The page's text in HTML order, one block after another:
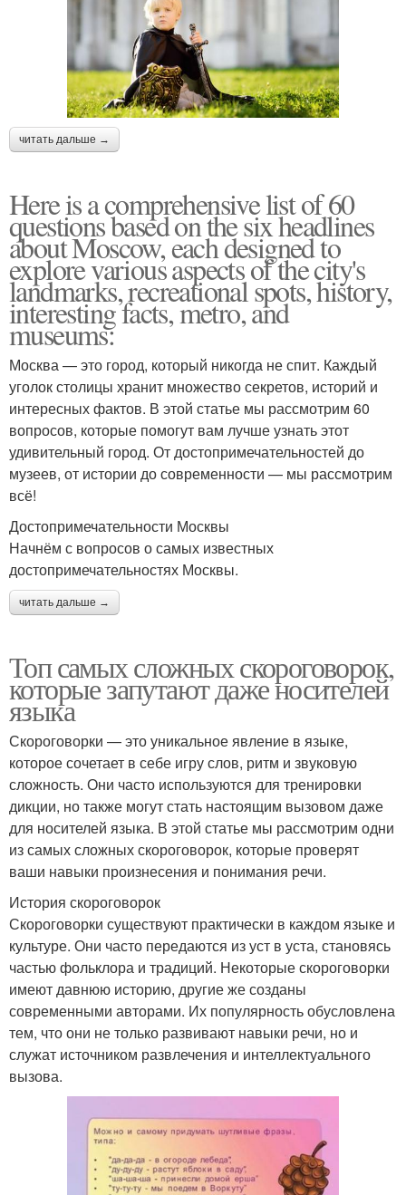
читать дальше →
Here is a comprehensive list of 60
questions based on the six headlines
about Moscow, each designed to
explore various aspects of the city's
landmarks, recreational spots, history,
interesting facts, metro, and
museums:
Москва — это город, который никогда не спит. Каждый
уголок столицы хранит множество секретов, историй и
интересных фактов. В этой статье мы рассмотрим 60
вопросов, которые помогут вам лучше узнать этот
удивительный город. От достопримечательностей до
музеев, от истории до современности — мы рассмотрим
всё!
Достопримечательности Москвы
Начнём с вопросов о самых известных
достопримечательностях Москвы.
читать дальше →
Топ самых сложных скороговорок,
которые запутают даже носителей
языка
Скороговорки — это уникальное явление в языке,
которое сочетает в себе игру слов, ритм и звуковую
сложность. Они часто используются для тренировки
дикции, но также могут стать настоящим вызовом даже
для носителей языка. В этой статье мы рассмотрим одни
из самых сложных скороговорок, которые проверят
ваши навыки произнесения и понимания речи.
История скороговорок
Скороговорки существуют практически в каждом языке и
культуре. Они часто передаются из уст в уста, становясь
частью фольклора и традиций. Некоторые скороговорки
имеют давнюю историю, другие же созданы
современными авторами. Их популярность обусловлена
тем, что они не только развивают навыки речи, но и
служат источником развлечения и интеллектуального
вызова.